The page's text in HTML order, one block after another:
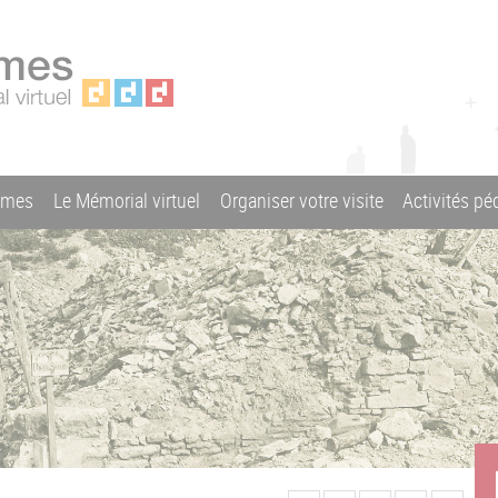
Le Mémorial virtuel Organiser votre visite Activités